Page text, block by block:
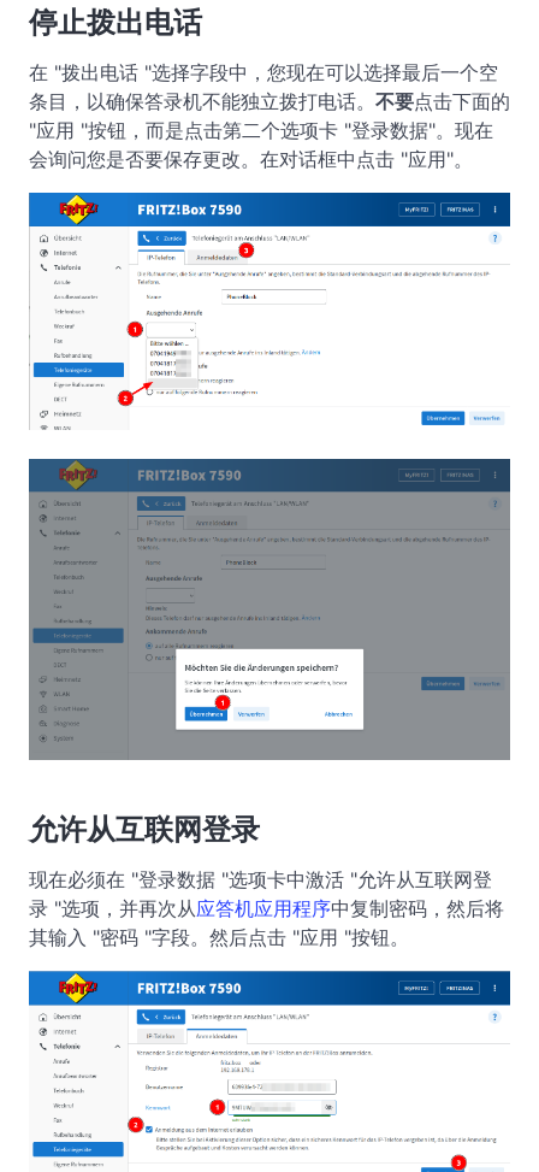
停止拨出电话
在 "拨出电话 "选择字段中，您现在可以选择最后一个空
条目，以确保答录机不能独立拨打电话。 不要点击下面的
"应用 "按钮，而是点击第二个选项卡 "登录数据"。现在
会询问您是否要保存更改。在对话框中点击 "应用"。
允许从互联网登录
现在必须在 "登录数据 "选项卡中激活 "允许从互联网登
录 "选项，并再次从应答机应用程序中复制密码，然后将
其输入 "密码 "字段。然后点击 "应用 "按钮。